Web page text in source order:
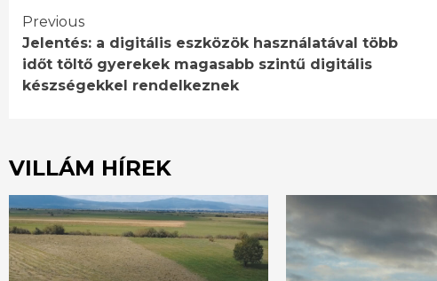
Continue
Reading
Previous
Jelentés: a digitális eszközök használatával több
időt töltő gyerekek magasabb szintű digitális
készségekkel rendelkeznek
VILLÁM HÍREK